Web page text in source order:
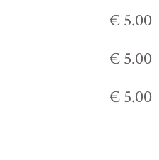
€ 5.00
€ 5.00
€ 5.00